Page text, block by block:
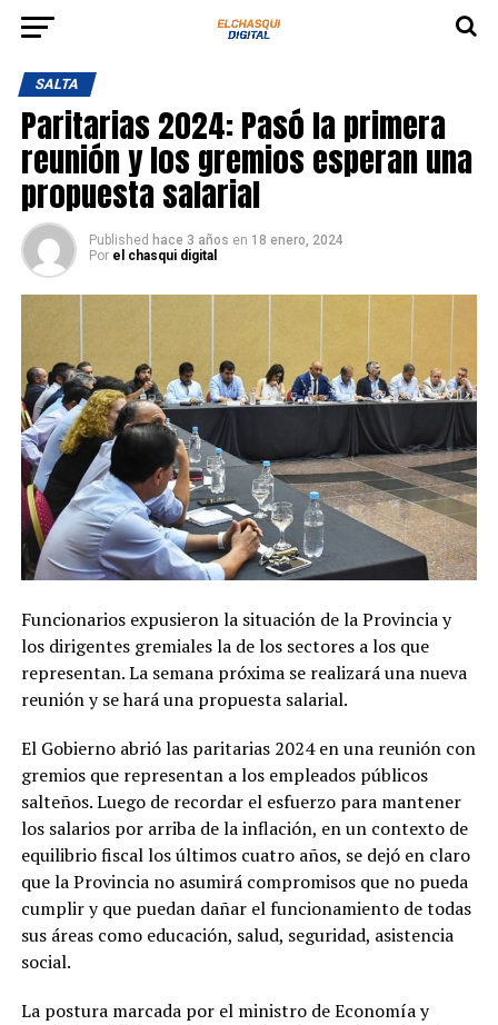
SALTA
Paritarias 2024: Pasó la primera
reunión y los gremios esperan una
propuesta salarial
Published hace 3 años en 18 enero, 2024
Por el chasqui digital
Funcionarios expusieron la situación de la Provincia y
los dirigentes gremiales la de los sectores a los que
representan. La semana próxima se realizará una nueva
reunión y se hará una propuesta salarial.
El Gobierno abrió las paritarias 2024 en una reunión con
gremios que representan a los empleados públicos
salteños. Luego de recordar el esfuerzo para mantener
los salarios por arriba de la inflación, en un contexto de
equilibrio fiscal los últimos cuatro años, se dejó en claro
que la Provincia no asumirá compromisos que no pueda
cumplir y que puedan dañar el funcionamiento de todas
sus áreas como educación, salud, seguridad, asistencia
social.
La postura marcada por el ministro de Economía y